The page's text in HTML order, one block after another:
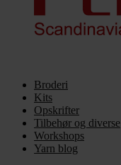
Broderi
Kits
Opskrifter
Tilbehør og diverse
Workshops
Yarn blog